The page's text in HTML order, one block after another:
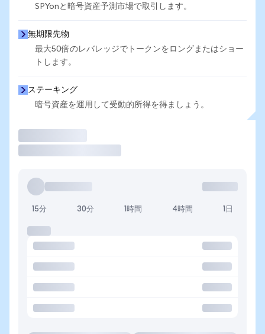
SPYonと暗号資産予測市場で取引します。
無期限先物
最大50倍のレバレッジでトークンをロングまたはショー
トします。
ステーキング
暗号資産を運用して受動的所得を得ましょう。
15分 30分 1時間 4時間 1日